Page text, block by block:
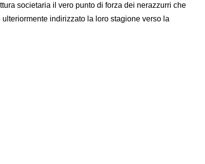
societaria il vero punto di forza dei nerazzurri che
indirizzato la loro stagione verso la